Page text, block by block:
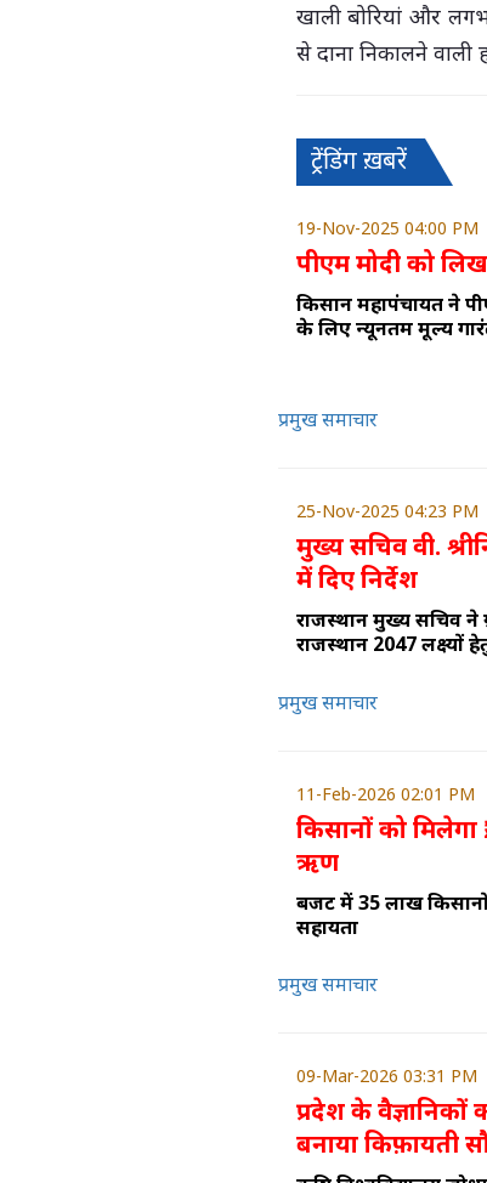
खाली बोरियां और
से दाना निकालने
ट्रेंडिंग ख़बरें
19-Nov-2025 04:00 PM
पीएम मोदी को
किसान महापंचायत ने
के लिए न्यूनतम मूल्य
प्रमुख समाचार
25-Nov-2025 04:23 PM
मुख्य सचिव वी.
में दिए निर्देश
राजस्थान मुख्य सचिव ने
राजस्थान 2047 लक्ष्यों
प्रमुख समाचार
11-Feb-2026 02:01 PM
किसानों को मिलेगा
ऋण
बजट में 35 लाख
सहायता
प्रमुख समाचार
09-Mar-2026 03:31 PM
प्रदेश के
बनाया किफ़ायती